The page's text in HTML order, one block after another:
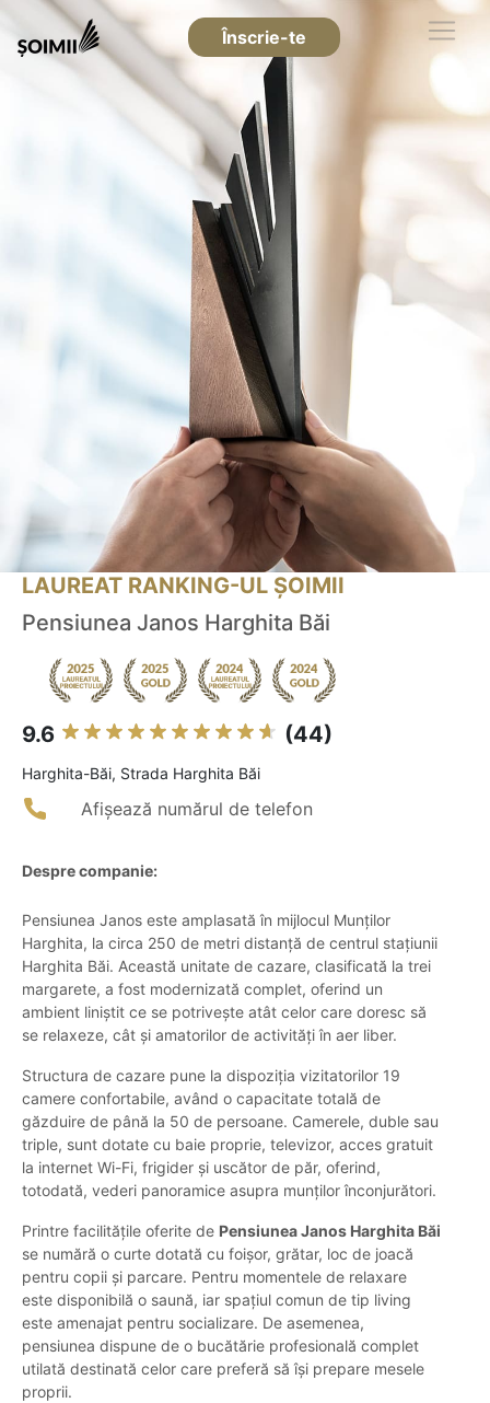
Înscrie-te
LAUREAT RANKING-UL ȘOIMII
Pensiunea Janos Harghita Băi
9.6 (44)
Harghita-Băi, Strada Harghita Băi
Afișează numărul de telefon
Despre companie:
Pensiunea Janos este amplasată în mijlocul Munților
Harghita, la circa 250 de metri distanță de centrul stațiunii
Harghita Băi. Această unitate de cazare, clasificată la trei
margarete, a fost modernizată complet, oferind un
ambient liniștit ce se potrivește atât celor care doresc să
se relaxeze, cât și amatorilor de activități în aer liber.
Structura de cazare pune la dispoziția vizitatorilor 19
camere confortabile, având o capacitate totală de
găzduire de până la 50 de persoane. Camerele, duble sau
triple, sunt dotate cu baie proprie, televizor, acces gratuit
la internet Wi-Fi, frigider și uscător de păr, oferind,
totodată, vederi panoramice asupra munților înconjurători.
Printre facilitățile oferite de Pensiunea Janos Harghita Băi
se numără o curte dotată cu foișor, grătar, loc de joacă
pentru copii și parcare. Pentru momentele de relaxare
este disponibilă o saună, iar spațiul comun de tip living
este amenajat pentru socializare. De asemenea,
pensiunea dispune de o bucătărie profesională complet
utilată destinată celor care preferă să își prepare mesele
proprii.